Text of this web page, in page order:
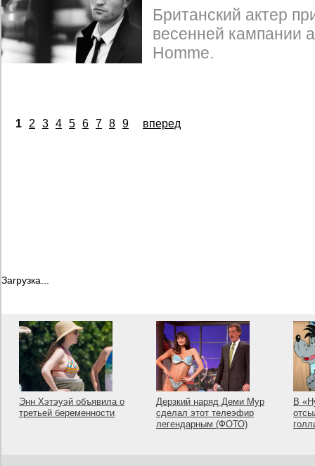
Британский актер
весенней кампании
Homme.
1 2 3 4 5 6 7 8 9 вперед
Загрузка...
Энн Хэтэуэй объявила о
третьей беременности
Дерзкий наряд Деми Мур
сделал этот телеэфир
легендарным (ФОТО)
В